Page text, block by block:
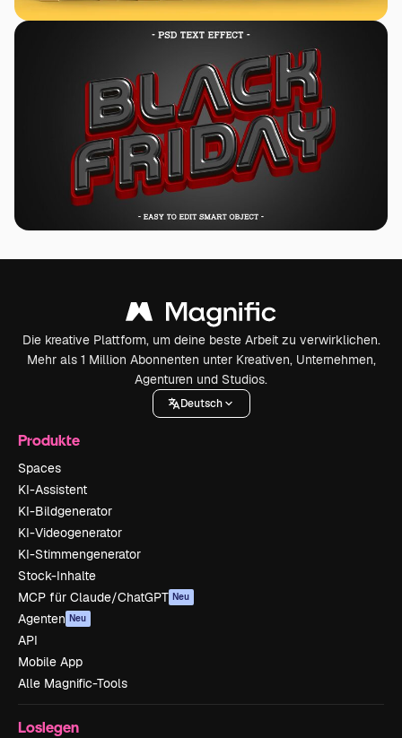
Die kreative Plattform, um deine beste Arbeit zu verwirklichen.
Mehr als 1 Million Abonnenten unter Kreativen, Unternehmen,
Agenturen und Studios.
Deutsch
Produkte
Spaces
KI-Assistent
KI-Bildgenerator
KI-Videogenerator
KI-Stimmengenerator
Stock-Inhalte
MCP für Claude/ChatGPT Neu
Agenten Neu
API
Mobile App
Alle Magnific-Tools
Loslegen